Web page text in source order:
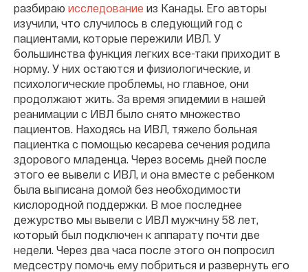
разбираю исследование из Канады. Его авторы
изучили, что случилось в следующий год с
пациентами, которые пережили ИВЛ. У
большинства функция легких все-таки приходит в
норму. У них остаются и физиологические, и
психологические проблемы, но главное, они
продолжают жить. За время эпидемии в нашей
реанимации с ИВЛ было снято множество
пациентов. Находясь на ИВЛ, тяжело больная
пациентка с помощью кесарева сечения родила
здорового младенца. Через восемь дней после
этого ее вывели с ИВЛ, и она вместе с ребенком
была выписана домой без необходимости
кислородной поддержки. В мое последнее
дежурство мы вывели с ИВЛ мужчину 58 лет,
который был подключен к аппарату почти две
недели. Через два часа после этого он попросил
медсестру помочь ему побриться и развернуть его